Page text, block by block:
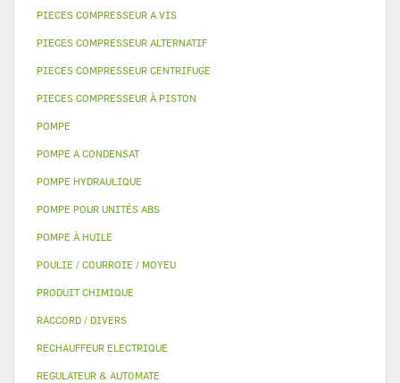
PIECES COMPRESSEUR A VIS
PIECES COMPRESSEUR ALTERNATIF
PIECES COMPRESSEUR CENTRIFUGE
PIECES COMPRESSEUR À PISTON
POMPE
POMPE A CONDENSAT
POMPE HYDRAULIQUE
POMPE POUR UNITÉS ABS
POMPE À HUILE
POULIE / COURROIE / MOYEU
PRODUIT CHIMIQUE
RACCORD / DIVERS
RECHAUFFEUR ELECTRIQUE
REGULATEUR & AUTOMATE